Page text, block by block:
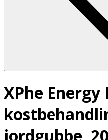
XPhe Energy
jordgubbe,